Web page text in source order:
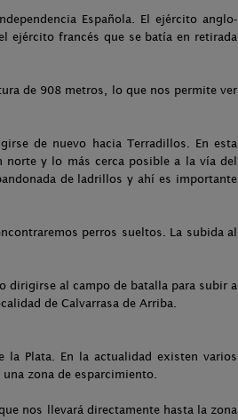
Española. El ejército anglo-
ejército francés que se batía en retirada
de 908 metros, lo que nos permite ver
de nuevo hacia Terradillos. En esta
y lo más cerca posible a la vía del
de ladrillos y ahí es importante
perros sueltos. La subida al
dirigirse al campo de batalla para subir a
de Calvarrasa de Arriba.
la Plata. En la actualidad existen varios
zona de esparcimiento.
nos llevará directamente hasta la zona